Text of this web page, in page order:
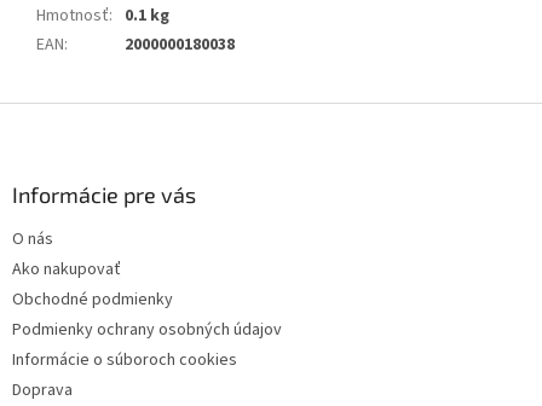
Hmotnosť: 0.1 kg
EAN: 2000000180038
Informácie pre vás
O nás
Ako nakupovať
Obchodné podmienky
Podmienky ochrany osobných údajov
Informácie o súboroch cookies
Doprava